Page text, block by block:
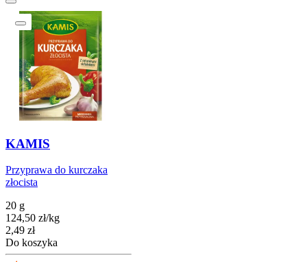
KAMIS
Przyprawa do kurczaka
złocista
20 g
124,50 zł/kg
Cena
2,49 zł
Do koszyka